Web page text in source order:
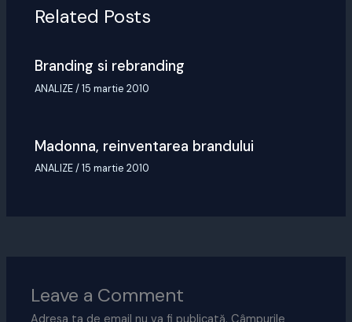
Related Posts
Branding si rebranding
ANALIZE/15 martie 2010
Madonna, reinventarea brandului
ANALIZE/15 martie 2010
Leave a Comment